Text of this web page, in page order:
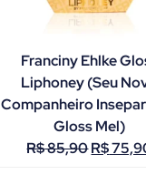
Franciny Ehlke
Liphoney (Seu
Companheiro
Gloss Mel)
R$85,90R$